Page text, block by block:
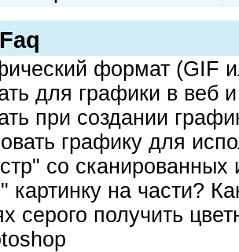
формат (GIF
для графики в
при создании
графику для
со сканированных
картинку на части?
серого получить